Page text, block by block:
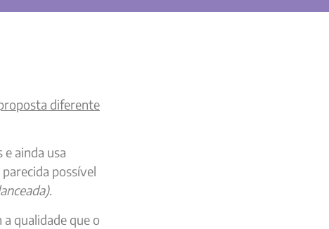
diferente
ainda usa
possível
.
qualidade que o